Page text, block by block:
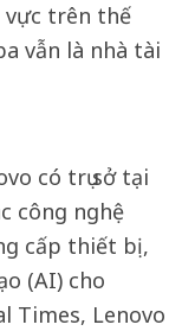
vực trên thế
vẫn là nhà tài
có trụ sở tại
công nghệ
cấp thiết bị,
(AI) cho
Times, Lenovo